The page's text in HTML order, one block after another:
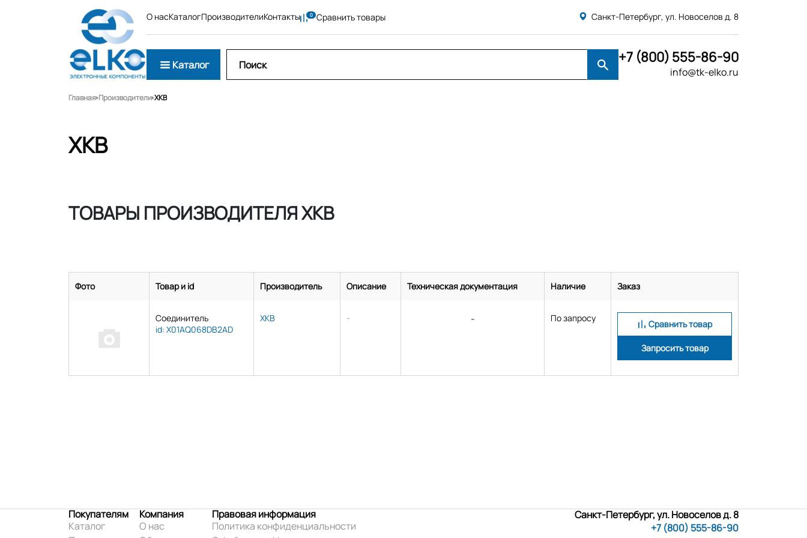
О насКаталогПроизводителиКонтакты Сравнить товары Санкт-Петербург, ул. Новоселов д. 8
Каталог +7 (800) 555-86-90
info@tk-elko.ru
Главная Производители XKB
XKB
ТОВАРЫ ПРОИЗВОДИТЕЛЯ XKB
Фото Товар и id Производитель Описание Техническая документация Наличие Заказ
Соединитель
id: X01AQ068DB2AD
XKB - - По запросу
Сравнить товар
Запросить товар
Покупателям
Каталог
Компания
О нас
Правовая информация
Политика конфиденциальности
Санкт-Петербург, ул. Новоселов д. 8
+7 (800) 555-86-90